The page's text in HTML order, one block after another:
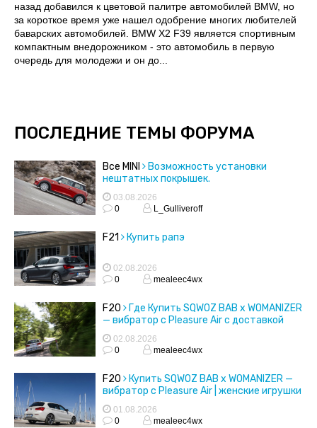
назад добавился к цветовой палитре автомобилей BMW, но
за короткое время уже нашел одобрение многих любителей
баварских автомобилей. BMW X2 F39 является спортивным
компактным внедорожником - это автомобиль в первую
очередь для молодежи и он до...
ПОСЛЕДНИЕ ТЕМЫ ФОРУМА
Все MINI
Возможность установки
нештатных покрышек.
03.08.2026
0
L_Gulliveroff
F21 Купить рапэ
02.08.2026
0
mealeec4wx
F20
Где Купить SQWOZ BAB x WOMANIZER
— вибратор с Pleasure Air с доставкой
02.08.2026
0
mealeec4wx
F20
Купить SQWOZ BAB x WOMANIZER —
вибратор с Pleasure Air | женские игрушки
01.08.2026
0
mealeec4wx